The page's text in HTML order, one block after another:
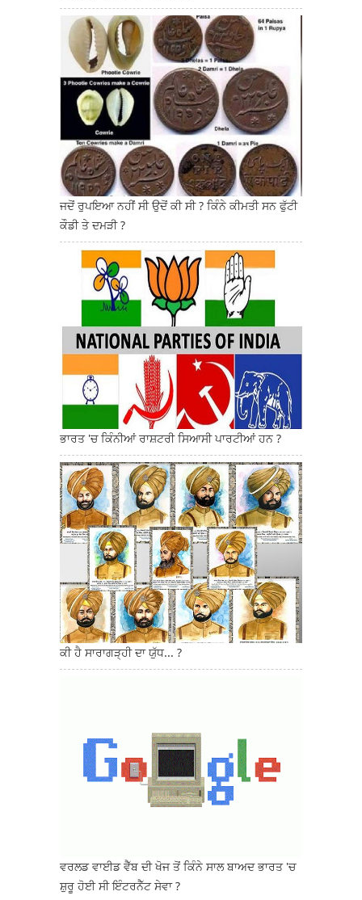
ਜਦੋਂ ਰੁਪਇਆ ਨਹੀਂ ਸੀ ਉਦੋਂ ਕੀ ਸੀ ? ਕਿੰਨੇ ਕੀਮਤੀ ਸਨ ਫੁੱਟੀ
ਕੌਡੀ ਤੇ ਦਮੜੀ ?
ਭਾਰਤ 'ਚ ਕਿੰਨੀਆਂ ਰਾਸ਼ਟਰੀ ਸਿਆਸੀ ਪਾਰਟੀਆਂ ਹਨ ?
ਕੀ ਹੈ ਸਾਰਾਗੜ੍ਹੀ ਦਾ ਯੁੱਧ... ?
ਵਰਲਡ ਵਾਈਡ ਵੈੱਬ ਦੀ ਖੋਜ ਤੋਂ ਕਿੰਨੇ ਸਾਲ ਬਾਅਦ ਭਾਰਤ 'ਚ
ਸ਼ੁਰੂ ਹੋਈ ਸੀ ਇੰਟਰਨੈੱਟ ਸੇਵਾ ?